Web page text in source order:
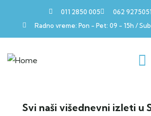
011 2850 005
062 9275051
Radno vreme: Pon - Pet: 09 - 15h /
Svi naši višednevni izleti u